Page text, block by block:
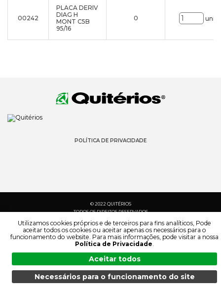
00242
PLACA DERIV
DIAG H
MONT C5B
95/16
0 uni.
POLÍTICA DE PRIVACIDADE
© 2022 QUITÉRIOS
TODOS OS DIREITOS RESERVADOS
MENU PESQUISA PRODUTOS PT
Utilizamos cookies próprios e de terceiros para fins analíticos, Pode
aceitar todos os cookies ou aceitar apenas os necessários para o
funcionamento do website. Para mais informações, pode visitar a nossa
Política de Privacidade.
Aceitar todos
Necessários para o funcionamento do site